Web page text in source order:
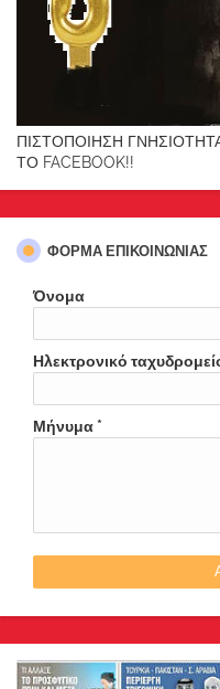
ΠΙΣΤΟΠΟΙΗΣΗ
ΤΟ FACEBOOK!!
ΦΌΡΜΑ ΕΠΙΚΟΙΝΩΝΊΑΣ
Όνομα
Ηλεκτρονικό
Μήνυμα *